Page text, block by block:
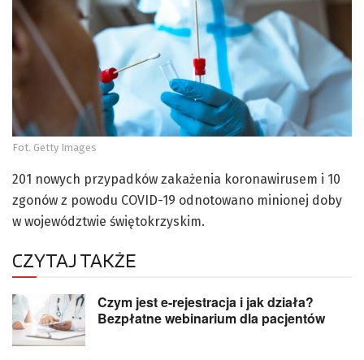
Fot. Getty Images
201 nowych przypadków zakażenia koronawirusem i 10
zgonów z powodu COVID-19 odnotowano minionej doby
w województwie świętokrzyskim.
CZYTAJ TAKŻE
Czym jest e-rejestracja i jak działa?
Bezpłatne webinarium dla pacjentów